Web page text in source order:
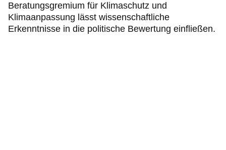
Beratungsgremium für Klimaschutz und
Klimaanpassung lässt wissenschaftliche
Erkenntnisse in die politische Bewertung einfließen.